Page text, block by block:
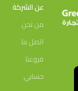
عن الشركة
من نحن
اتصل بنا
فروعنا
حسابي